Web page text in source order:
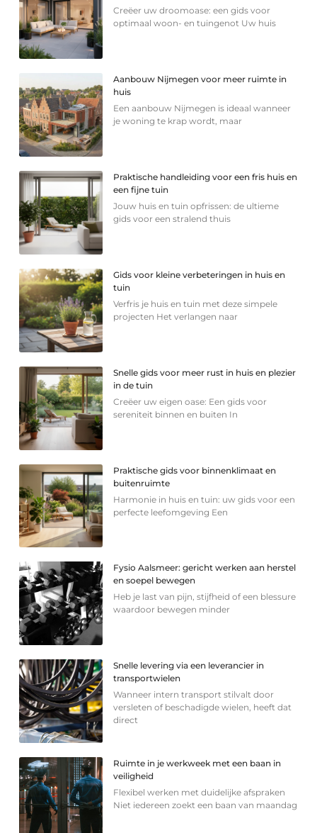
Creëer uw droomoase: een gids voor
optimaal woon- en tuingenot Uw huis
Aanbouw Nijmegen voor meer ruimte in
huis
Een aanbouw Nijmegen is ideaal wanneer
je woning te krap wordt, maar
Praktische handleiding voor een fris huis en
een fijne tuin
Jouw huis en tuin opfrissen: de ultieme
gids voor een stralend thuis
Gids voor kleine verbeteringen in huis en
tuin
Verfris je huis en tuin met deze simpele
projecten Het verlangen naar
Snelle gids voor meer rust in huis en plezier
in de tuin
Creëer uw eigen oase: Een gids voor
sereniteit binnen en buiten In
Praktische gids voor binnenklimaat en
buitenruimte
Harmonie in huis en tuin: uw gids voor een
perfecte leefomgeving Een
Fysio Aalsmeer: gericht werken aan herstel
en soepel bewegen
Heb je last van pijn, stijfheid of een blessure
waardoor bewegen minder
Snelle levering via een leverancier in
transportwielen
Wanneer intern transport stilvalt door
versleten of beschadigde wielen, heeft dat
direct
Ruimte in je werkweek met een baan in
veiligheid
Flexibel werken met duidelijke afspraken
Niet iedereen zoekt een baan van maandag